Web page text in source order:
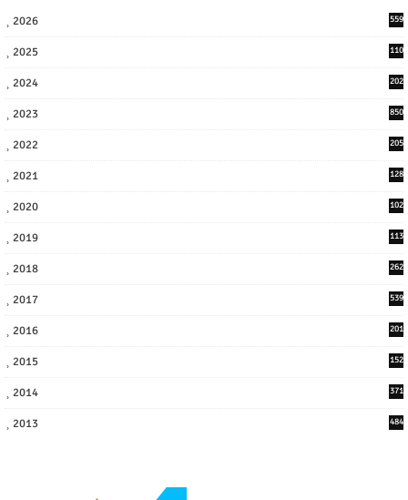
2026 559
2025
110
2024
202
2023 850
2022
205
2021
128
2020
102
2019
113
2018
262
2017
539
2016
201
2015 152
2014 371
2013 484